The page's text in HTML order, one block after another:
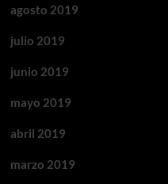
agosto 2019
julio 2019
junio 2019
mayo 2019
abril 2019
marzo 2019